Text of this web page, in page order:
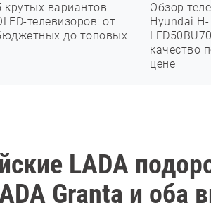
крутых вариантов
телевизоров: от
до топовых
Обзор
Hyundai H-
качество
цене
LADA
Granta и оба